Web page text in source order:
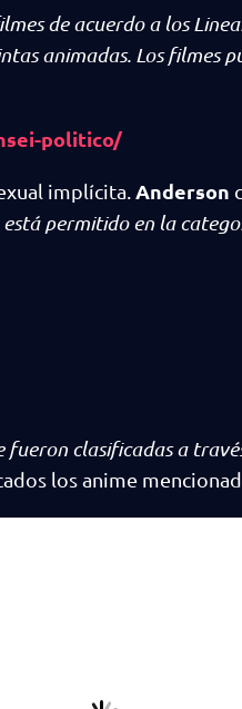
de acuerdo a los
animadas. Los filmes
politico/
implícita. Anderson
permitido en la
fueron clasificadas a
los anime